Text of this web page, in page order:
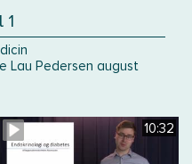
Lau Pedersen august
10:32